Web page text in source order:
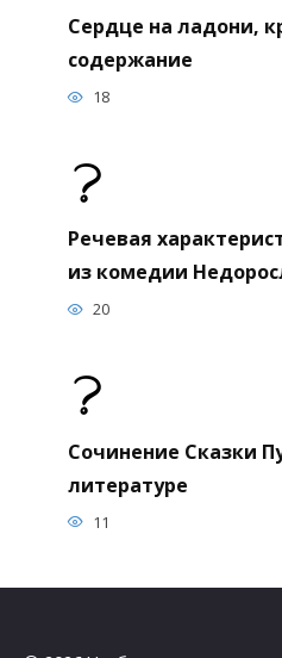
Сердце на ладони,
содержание
18
Речевая
из комедии
20
Сочинение Сказки
литературе
11